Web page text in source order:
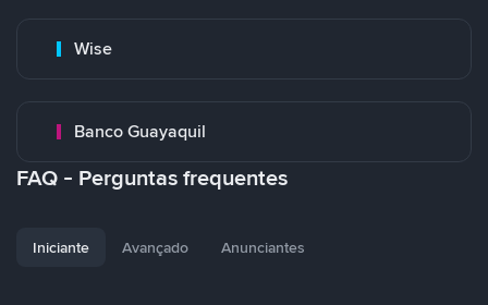
Wise
Banco Guayaquil
FAQ - Perguntas frequentes
Iniciante Avançado Anunciantes